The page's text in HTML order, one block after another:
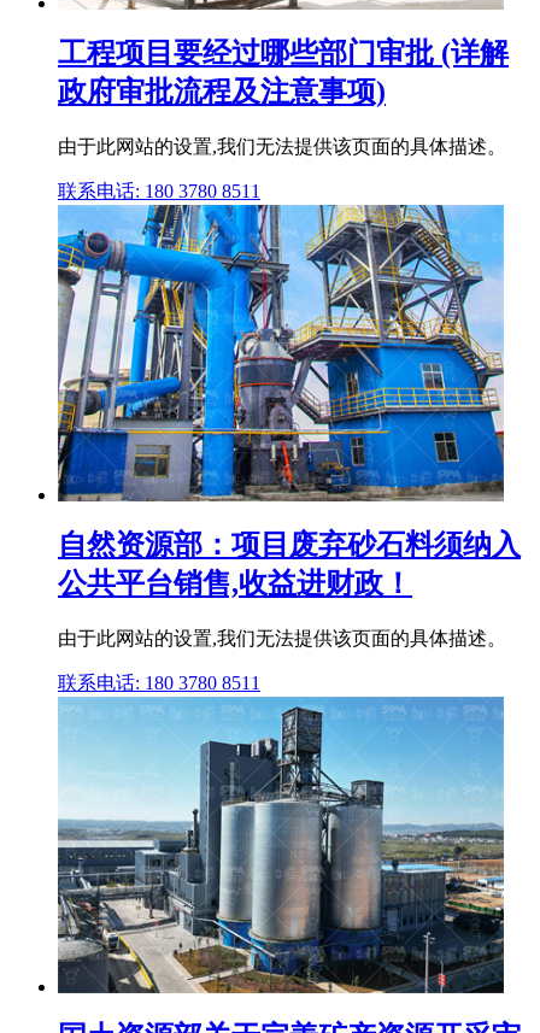
工程项目要经过哪些部门审批 (详解
政府审批流程及注意事项)
由于此网站的设置,我们无法提供该页面的具体描述。
联系电话: 180 3780 8511
自然资源部：项目废弃砂石料须纳入
公共平台销售,收益进财政！
由于此网站的设置,我们无法提供该页面的具体描述。
联系电话: 180 3780 8511